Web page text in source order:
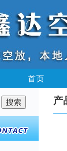
首页
产